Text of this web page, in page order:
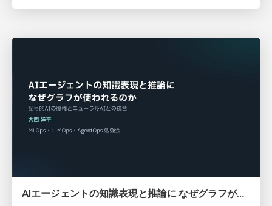
AIエージェントの知識表現と推論に なぜグラフが使われるのか - 記号的AIの復権とニューラルAIとの統合